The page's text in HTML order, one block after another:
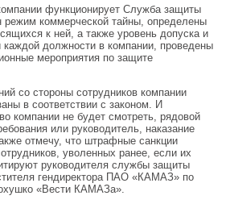
функционирует Служба защиты
режим коммерческой тайны, определены
к ней, а также уровень допуска и
каждой должности в компании, проведены
мероприятия по защите
со стороны сотрудников компании
в соответствии с законом. И
компании не будет смотреть, рядовой
или руководитель, наказание
отмечу, что штрафные санкции
уволенных ранее, если их
руководителя службы защиты
гендиректора ПАО «КАМАЗ» по
«Вести КАМАЗа».